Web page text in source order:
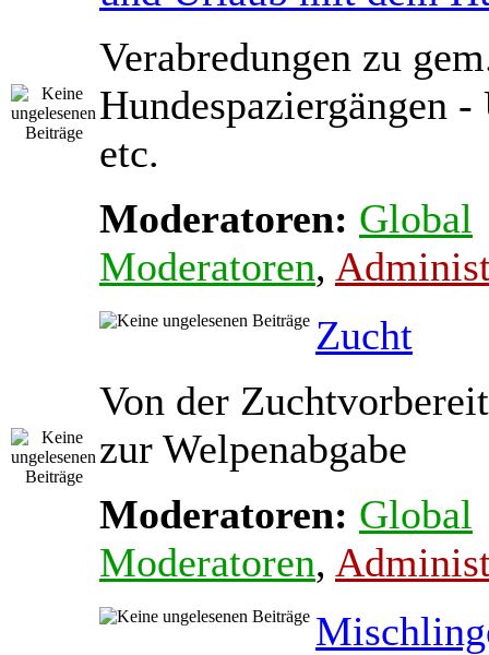
Verabredungen zu
Hundespaziergängen
etc.
Moderatoren: Global
Moderatoren,
Zucht
Von der
zur Welpenabgabe
Moderatoren: Global
Moderatoren,